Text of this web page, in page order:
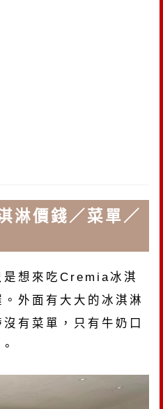
淋價錢／菜單／
是想來吃Cremia冰淇
外面有大大的冰淇淋
有菜單，只有牛奶口